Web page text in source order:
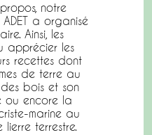
notre
a organisé
Ainsi, les
apprécier les
recettes dont
de terre au
bois et son
ou encore la
marine au
terrestre.